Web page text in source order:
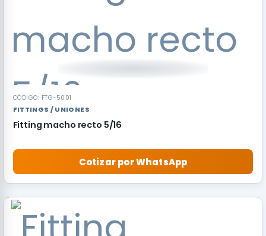
CÓDIGO: FTG-5001
FITTINGS / UNIONES
Fitting macho recto 5/16
Cotizar por WhatsApp